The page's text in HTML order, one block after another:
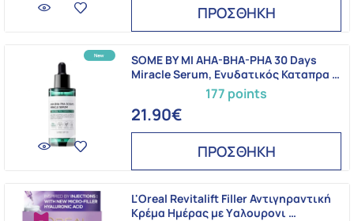
ΠΡΟΣΘΗΚΗ
177 points
SOME BY MI AHA-BHA-PHA 30 Days
Miracle Serum, Ενυδατικός Καταπρα …
21.90€
ΠΡΟΣΘΗΚΗ
L'Oreal Revitalift Filler Αντιγηραντική
Κρέμα Ημέρας με Yαλουρονι …